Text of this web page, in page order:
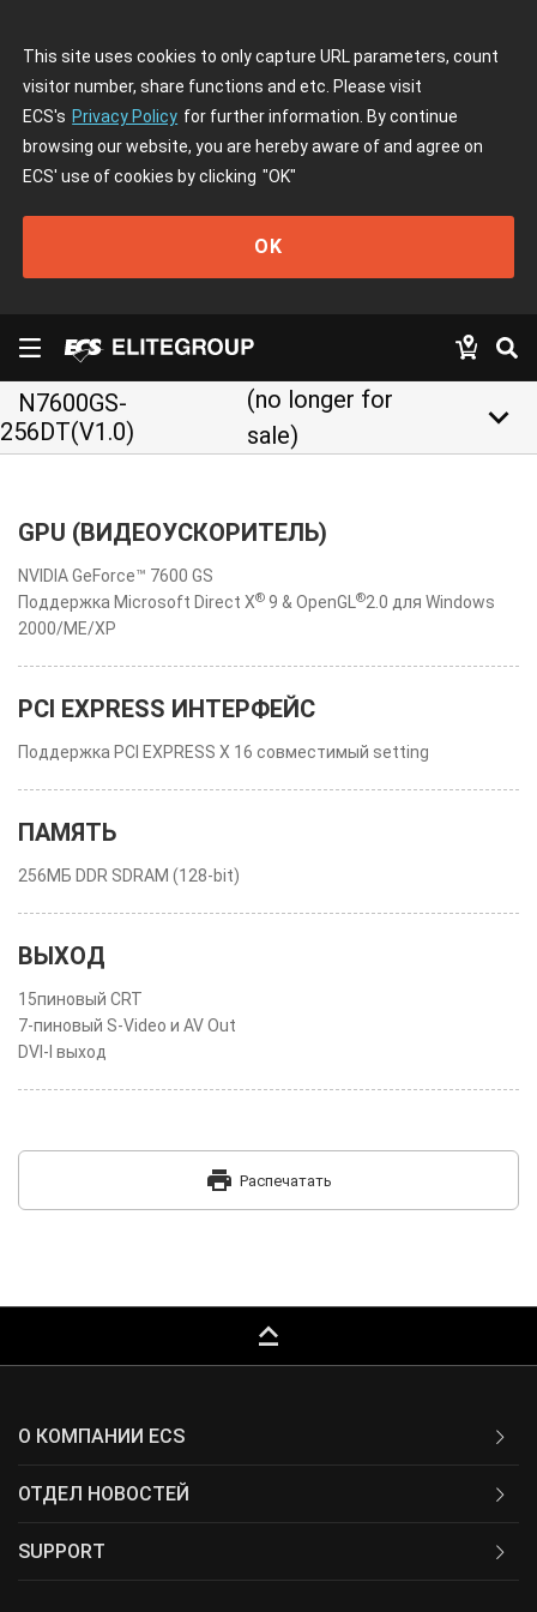
This site uses cookies to only capture URL parameters, count
visitor number, share functions and etc. Please visit
ECS's Privacy Policy for further information. By continue
browsing our website, you are hereby aware of and agree on
ECS' use of cookies by clicking "OK"
OK
N7600GS-
256DT(V1.0)
(no longer for
sale)
keyboard_arrow_down
GPU (ВИДЕОУСКОРИТЕЛЬ)
NVIDIA GeForce™ 7600 GS
Поддержка Microsoft Direct X® 9 & OpenGL ®2.0 для Windows
2000/ME/XP
PCI EXPRESS ИНТЕРФЕЙС
Поддержка PCI EXPRESS X 16 совместимый setting
ПАМЯТЬ
256МБ DDR SDRAM (128-bit)
ВЫХОД
15пиновый CRT
7-пиновый S-Video и AV Out
DVI-I выход
print Распечатать
keyboard_capslock
О КОМПАНИИ ECS
ОТДЕЛ НОВОСТЕЙ
SUPPORT